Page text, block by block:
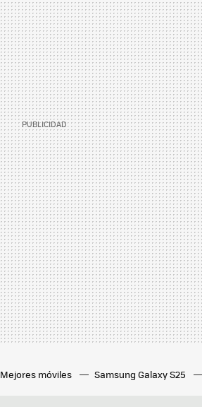
Mejores móviles Samsung Galaxy S25